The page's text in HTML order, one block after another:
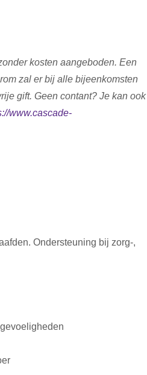
kosten aangeboden. Een
zal er bij alle bijeenkomsten
gift. Geen contant? Je kan ook
www.cascade-
Ondersteuning bij zorg-,